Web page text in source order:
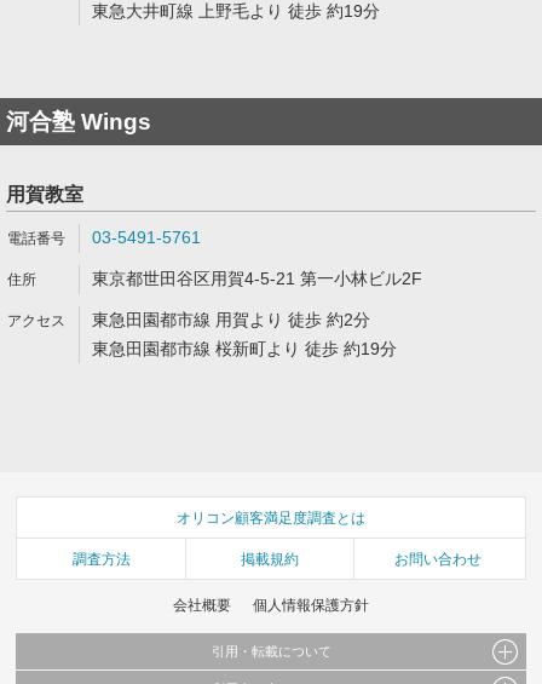
東急大井町線 上野毛より 徒歩 約19分
河合塾 Wings
用賀教室
03-5491-5761
東京都世田谷区用賀4-5-21 第一小林ビル2F
東急田園都市線 用賀より 徒歩 約2分
東急田園都市線 桜新町より 徒歩 約19分
オリコン顧客満足度調査とは
調査方法 掲載規約 お問い合わせ
会社概要 個人情報保護方針
引用・転載について